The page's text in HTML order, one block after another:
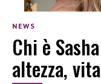
NEWS
Chi è
altezza,